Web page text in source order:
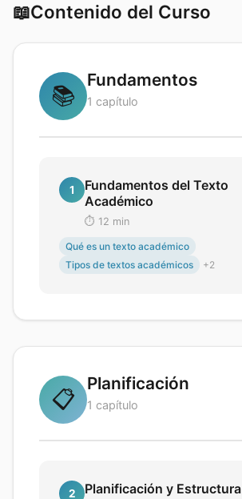
📖Contenido del Curso
📚
Fundamentos
1 capítulo
1
Fundamentos del Texto
Académico
⏱️ 12 min
Qué es un texto académico
Tipos de textos académicos
+2
📋
Planificación
1 capítulo
2 Planificación y Estructura